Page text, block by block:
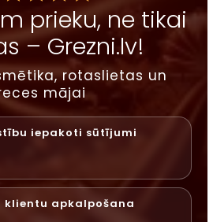
prieku, ne tikai
– Grezni.lv!
rotaslietas un
mājai
iepakoti sūtījumi
klientu apkalpošana